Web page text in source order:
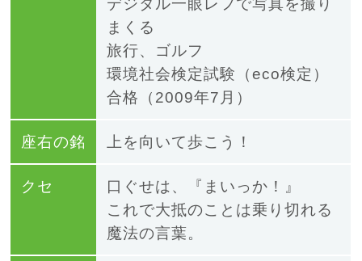
デジタル一眼レフで写真を撮り
まくる
旅行、ゴルフ
環境社会検定試験（eco検定）
合格（2009年7月）
座右の銘 上を向いて歩こう！
クセ
口ぐせは、『まいっか！』
これで大抵のことは乗り切れる
魔法の言葉。